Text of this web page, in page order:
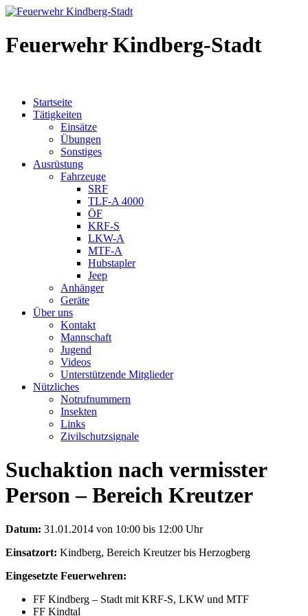
Feuerwehr Kindberg-Stadt
Startseite
Tätigkeiten
Einsätze
Übungen
Sonstiges
Ausrüstung
Fahrzeuge
SRF
TLF-A 4000
ÖF
KRF-S
LKW-A
MTF-A
Hubstapler
Jeep
Anhänger
Geräte
Über uns
Kontakt
Mannschaft
Jugend
Videos
Unterstützende Mitglieder
Nützliches
Notrufnummern
Insekten
Links
Zivilschutzsignale
Suchaktion nach vermisster
Person – Bereich Kreutzer
Datum: 31.01.2014 von 10:00 bis 12:00 Uhr
Einsatzort: Kindberg, Bereich Kreutzer bis Herzogberg
Eingesetzte Feuerwehren:
FF Kindberg – Stadt mit KRF-S, LKW und MTF
FF Kindtal